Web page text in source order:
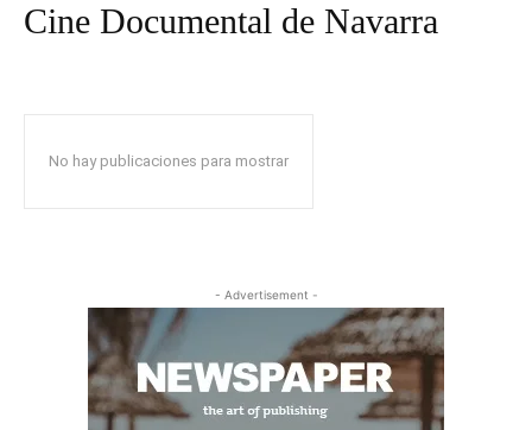
Cine Documental de Navarra
No hay publicaciones para mostrar
- Advertisement -